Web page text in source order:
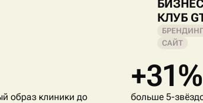
КЛУБ
БРЕНДИНГ
САЙТ
образ клиники до
+31%
больше 5-